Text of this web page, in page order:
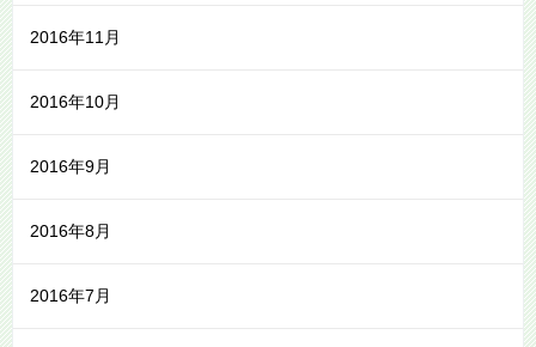
2016年11月
2016年10月
2016年9月
2016年8月
2016年7月